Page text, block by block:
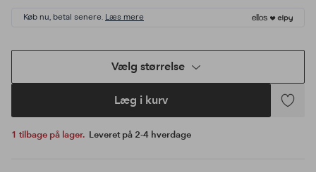
Køb nu, betal senere. Læs mere
Vælg størrelse
Læg i kurv
Tilføj
1 tilbage på lager. Leveret på 2-4 hverdage